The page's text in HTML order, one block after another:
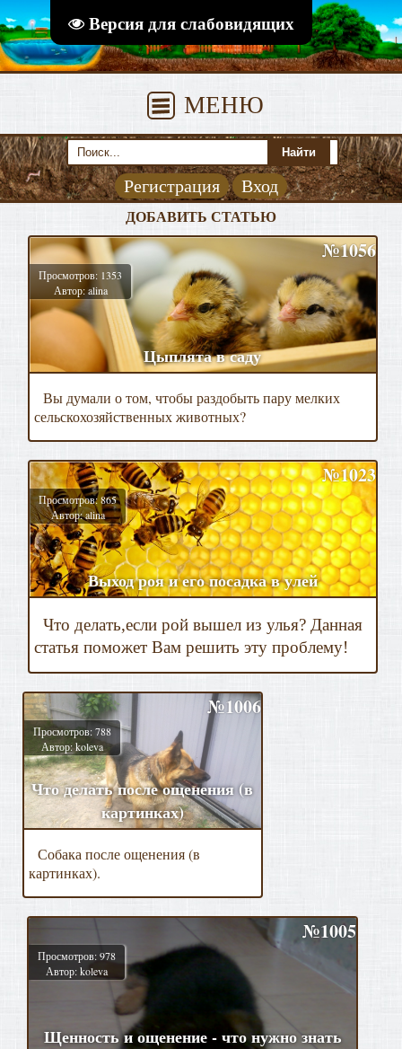
Версия для слабовидящих
МЕНЮ
Регистрация Вход
ДОБАВИТЬ СТАТЬЮ
№1056
Просмотров: 1353
Автор: alina
Цыплята в саду
Вы думали о том, чтобы раздобыть пару мелких
сельскохозяйственных животных?
№1023
Просмотров: 865
Автор: alina
Выход роя и его посадка в улей
Что делать,если рой вышел из улья? Данная
статья поможет Вам решить эту проблему!
№1006
Просмотров: 788
Автор: koleva
Что делать после ощенения (в
картинках)
Собака после ощенения (в
картинках).
№1005
Просмотров: 978
Автор: koleva
Щенность и ощенение - что нужно знать